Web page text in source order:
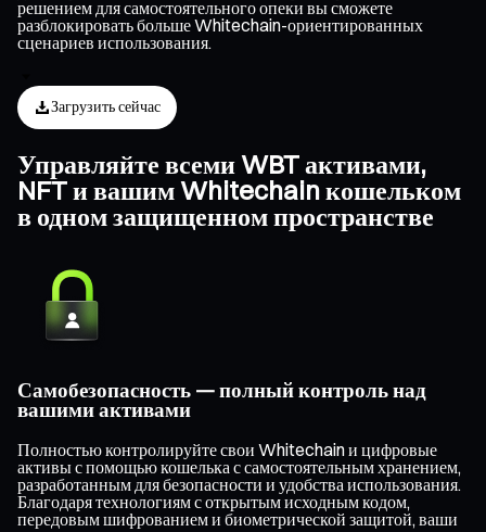
решением для самостоятельного опеки вы сможете
разблокировать больше Whitechain-ориентированных
сценариев использования.
Загрузить сейчас
Управляйте всеми WBT активами,
NFT и вашим Whitechain кошельком
в одном защищенном пространстве
Самобезопасность — полный контроль над
вашими активами
Полностью контролируйте свои Whitechain и цифровые
активы с помощью кошелька с самостоятельным хранением,
разработанным для безопасности и удобства использования.
Благодаря технологиям с открытым исходным кодом,
передовым шифрованием и биометрической защитой, ваши